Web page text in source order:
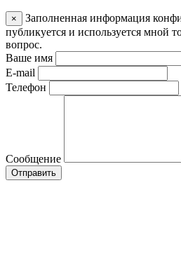
×
Заполненная информация
публикуется и используется мной
вопрос.
Ваше имя
E-mail
Телефон
Cообщение
Отправить